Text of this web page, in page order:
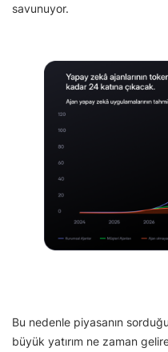
savunuyor.
Bu nedenle piyasanın
büyük yatırım ne zaman